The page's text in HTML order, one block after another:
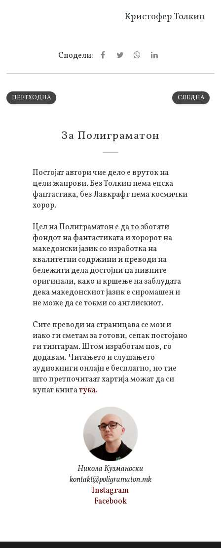
Кристофер Толкин
Сподели:
СЛЕДНА
ПРЕТХОДНА
За Полиграматон
Постојат автори чие дело е вруток на
цели жанрови. Без Толкин нема епска
фантастика, без Лавкрафт нема космички
хорор.
Цел на Полиграматон е да го збогати
фондот на фантастиката и хоророт на
македонски јазик со изработка на
квалитетни содржини и преводи на
бележити дела достојни на нивните
оригинали, како и кршење на заблудата
дека македонскиот јазик е сиромашен и
не може да се токми со англискиот.
Сите преводи на страницава се мои и
иако ги сметам за готови, сепак постојано
ги тинтарам. Штом изработам нов, го
додавам. Читањето и слушањето
аудиокниги онлајн е бесплатно, но тие
што претпочитаат хартија можат да си
купат книгатука.
Никола Кузманоски
kontakt@poligramaton.mk
Instagram
Facebook